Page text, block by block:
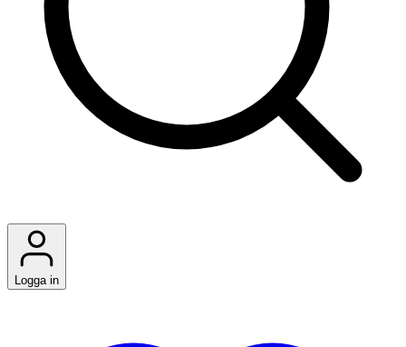
Logga in